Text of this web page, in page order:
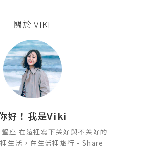
關於 VIKI
好！我是Viki
座 在這裡寫下美好與不美好的
生活，在生活裡旅行 - Share